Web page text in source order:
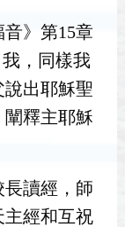
》第15章
，同樣我
出耶穌聖
釋主耶穌
讀經，師
主經和互祝